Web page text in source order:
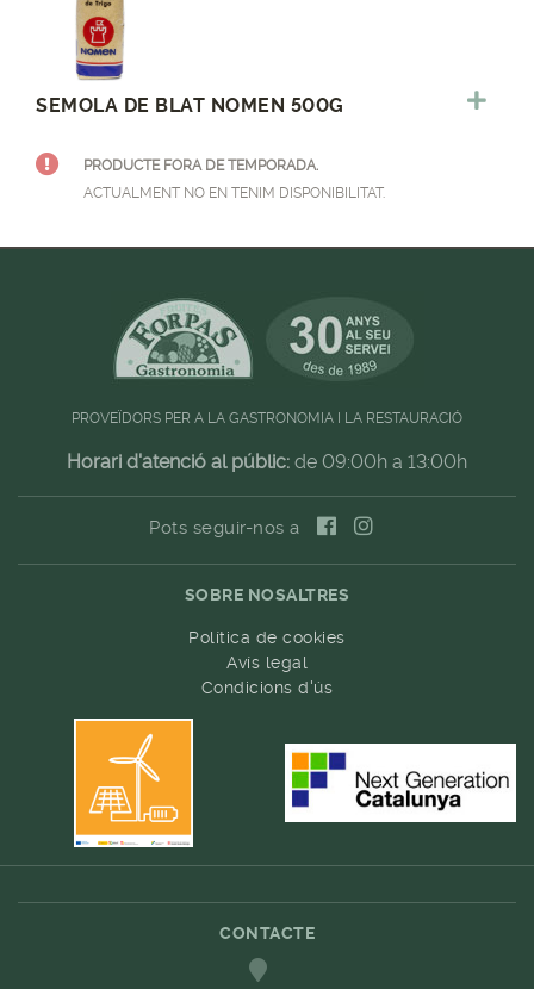
SEMOLA DE BLAT NOMEN 500G
PRODUCTE FORA DE TEMPORADA.
ACTUALMENT NO EN TENIM DISPONIBILITAT.
PROVEÏDORS PER A LA GASTRONOMIA I LA RESTAURACIÓ
Horari d'atenció al públic: de 09:00h a 13:00h
Pots seguir-nos a
SOBRE NOSALTRES
Política de cookies
Avís legal
Condicions d'ús
CONTACTE